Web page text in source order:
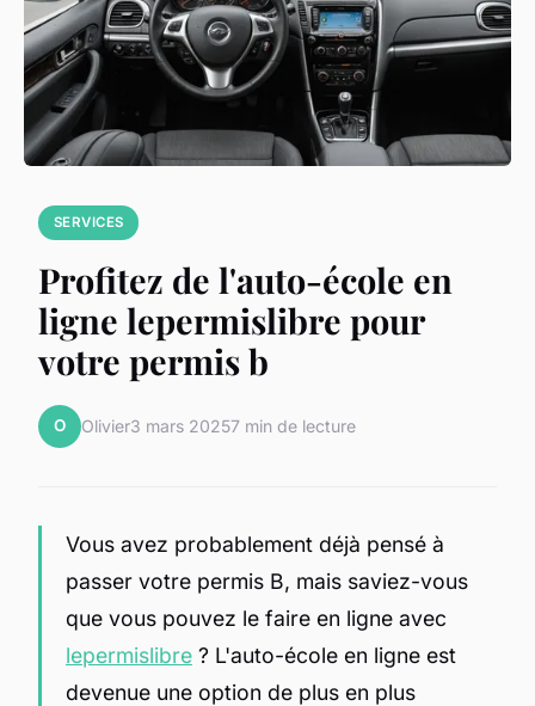
SERVICES
Profitez de l'auto-école en
ligne lepermislibre pour
votre permis b
O Olivier3 mars 20257 min de lecture
Vous avez probablement déjà pensé à
passer votre permis B, mais saviez-vous
que vous pouvez le faire en ligne avec
lepermislibre ? L'auto-école en ligne est
devenue une option de plus en plus